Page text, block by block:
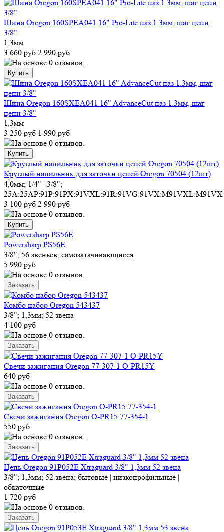
Шина Oregon 160SPEA041 16" Pro-Lite паз 1.3мм, шаг цепи
3/8"
1,3мм
3 660 руб 2 990 руб
Шина Oregon 160SXEA041 16" AdvanceCut паз 1.3мм, шаг
цепи 3/8"
1,3мм
3 250 руб 1 990 руб
Круглый напильник для заточки цепей Oregon 70504 (12шт)
4,0мм; 1/4" | 3/8";
25A:25AP:91P:91PX:91VXL:91R:91VG:91VX:M91VXL:M91VX
3 100 руб 2 990 руб
Powersharp PS56E
3/8"; 56 звеньев; самозатачивающиеся
5 990 руб
Комбо набор Oregon 543437
3/8"; 1,3мм; 52 звена
4 100 руб
Свечи зажигания Oregon 77-307-1 O-PR15Y
640 руб
Свечи зажигания Oregon O-PR15 77-354-1
550 руб
Цепь Oregon 91P052E Xtraguard 3/8" 1,3мм 52 звена
3/8"; 1,3мм; 52 звена; бытовые | низкопрофильные |
обкаточные
1 720 руб